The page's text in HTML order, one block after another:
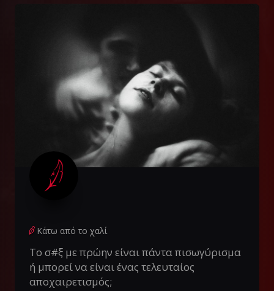
Κάτω από το χαλί
Το σ#ξ με πρώην είναι πάντα πισωγύρισμα
ή μπορεί να είναι ένας τελευταίος
αποχαιρετισμός;